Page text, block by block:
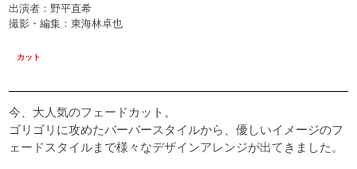
出演者：野平直希
撮影・編集：東海林卓也
カット
今、大人気のフェードカット。
ゴリゴリに攻めたバーバースタイルから、優しいイメージのフ
ェードスタイルまで様々なデザインアレンジが出てきました。